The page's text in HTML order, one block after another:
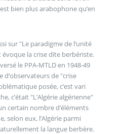
bien plus arabophone qu’en
sur "Le paradigme de l’unité
évoque la crise dite berbériste.
PPA-MTLD en 1948-49
de "crise
posée, c’est vari
c’était "L’Algérie algérienne"
certain nombre d’éléments
selon eux, l’Algérie parmi
la langue berbère.